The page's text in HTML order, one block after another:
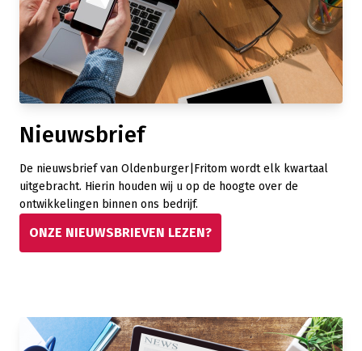
Nieuwsbrief
De nieuwsbrief van Oldenburger|Fritom wordt elk kwartaal
uitgebracht. Hierin houden wij u op de hoogte over de
ontwikkelingen binnen ons bedrijf.
ONZE NIEUWSBRIEVEN LEZEN?